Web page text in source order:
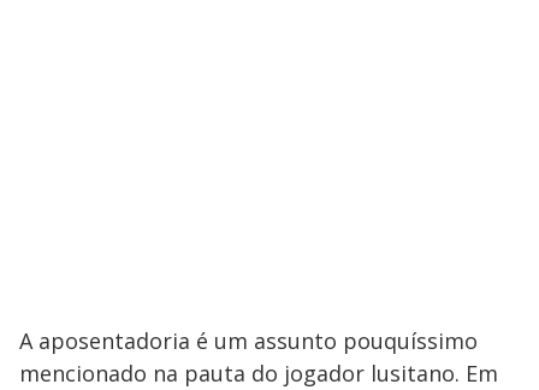
A aposentadoria é um assunto pouquíssimo
mencionado na pauta do jogador lusitano. Em